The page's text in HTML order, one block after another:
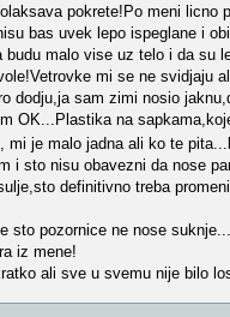
pokrete!Po meni licno
bas uvek lepo ispeglane i
budu malo vise uz telo i da su
mi se ne svidjaju
dodju,ja sam zimi nosio
OK...Plastika na
, mi je malo jadna ali ko te
i sto nisu obavezni da nose
definitivno treba
sto pozornice ne nose
iz mene!
ali sve u svemu nije bilo